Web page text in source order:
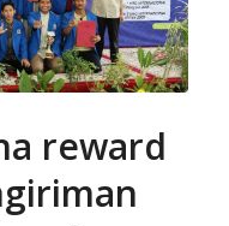
reward